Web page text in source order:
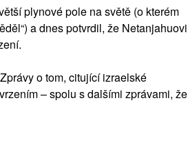
plynové pole na světě (o kterém
a dnes potvrdil, že Netanjahuovi
o tom, citující izraelské
– spolu s dalšími zprávami, že